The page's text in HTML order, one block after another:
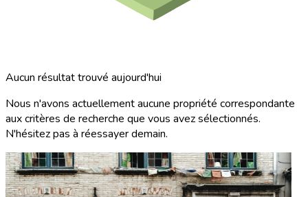
Aucun résultat trouvé aujourd'hui
Nous n'avons actuellement aucune propriété correspondante
aux critères de recherche que vous avez sélectionnés.
N'hésitez pas à réessayer demain.